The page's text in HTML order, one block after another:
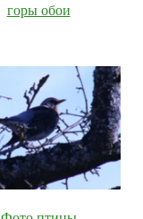
горы обои